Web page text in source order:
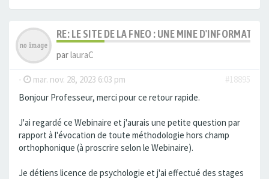
RE: LE SITE DE LA FNEO : UNE MINE
parlauraC
- mar. nov. 28, 2023 6:03 pm
#18895
Bonjour Professeur, merci pour ce retour rapide.
J'ai regardé ce Webinaire et j'aurais une petite question par
rapport à l'évocation de toute méthodologie hors champ
orthophonique (à proscrire selon le Webinaire).
Je détiens licence de psychologie et j'ai effectué des stages